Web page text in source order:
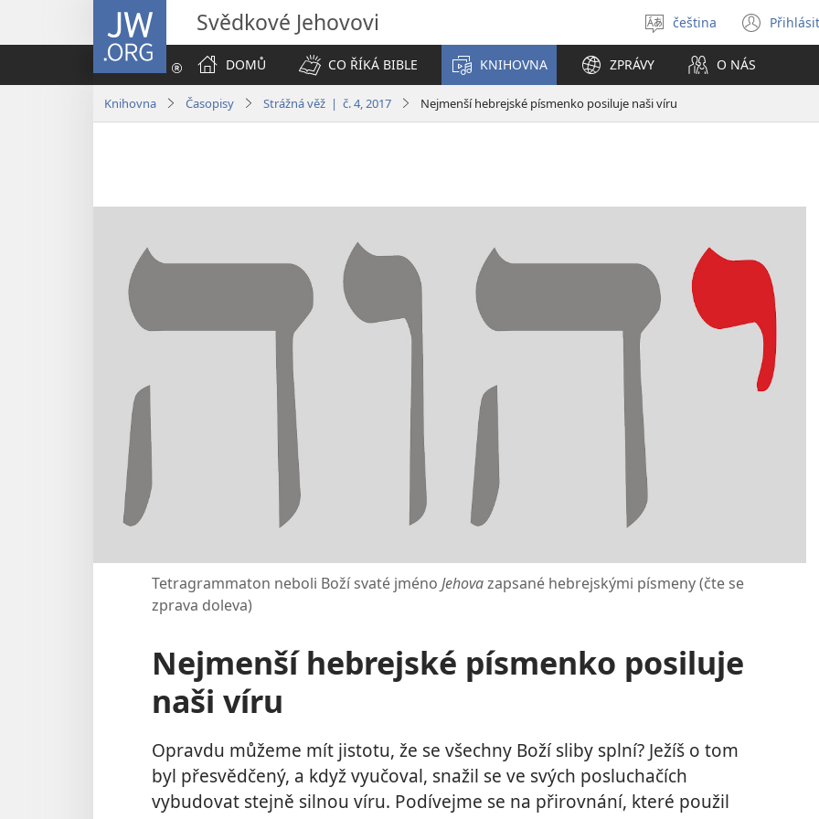
JW.ORG Svědkové Jehovovi
Vybrat
jazyk
čeština
nové
DOMŮ
CO ŘÍKÁ BIBLE KNIHOVNA ZPRÁVY O NÁS
Knihovna Časopisy Strážná věž | č. 4, 2017 Nejmenší hebrejské písmenko posiluje naši víru
Tetragrammaton neboli Boží svaté jméno Jehovazapsané hebrejskými písmeny (čte se
zprava doleva)
Nejmenší hebrejské písmenko posiluje
naši víru
Opravdu můžeme mít jistotu, že se všechny Boží sliby splní? Ježíš o tom
byl přesvědčený, a když vyučoval, snažil se ve svých posluchačích
vybudovat stejně silnou víru. Podívejme se na přirovnání, které použil